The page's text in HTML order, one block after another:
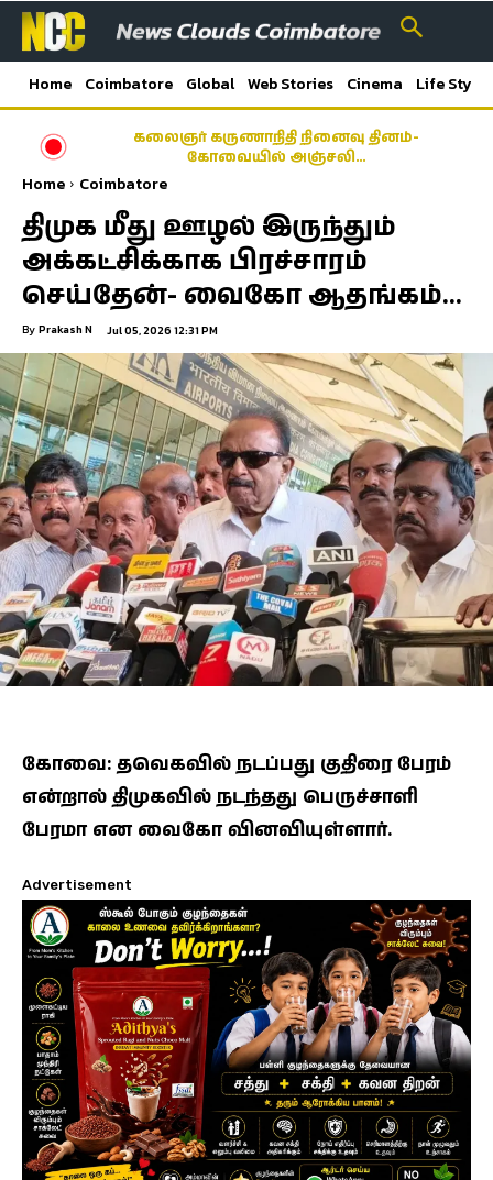
Home Coimbatore Global Web Stories Cinema Life Style
கலைஞர் கருணாநிதி நினைவு தினம்-
கோவையில் அஞ்சலி…
உலக தாய்ப்பால் வாரம்; தான் பெற்றால் தான்
குழந்தையா? கோவைக்கு பெருமை சேர்க்கும்
Home Coimbatore
திமுக மீது ஊழல் இருந்தும்
அக்கட்சிக்காக பிரச்சாரம்
செய்தேன்- வைகோ ஆதங்கம்…
By Prakash N Jul 05, 2026 12:31 PM
கோவை: தவெகவில் நடப்பது குதிரை பேரம்
என்றால் திமுகவில் நடந்தது பெருச்சாளி
பேரமா என வைகோ வினவியுள்ளார்.
Advertisement